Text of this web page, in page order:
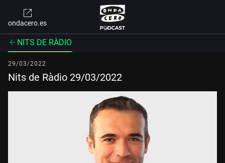
ondacero.es
NITS DE RÀDIO
29/03/2022
Nits de Ràdio 29/03/2022